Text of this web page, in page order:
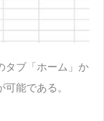
タブ「ホーム」か
能である。